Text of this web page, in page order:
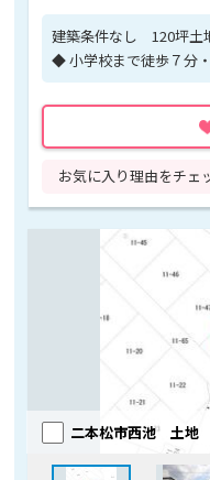
建築条件なし 120坪土
◆ 小学校まで徒歩７分
お気に入り理由をチェ
二本松市西池 土地